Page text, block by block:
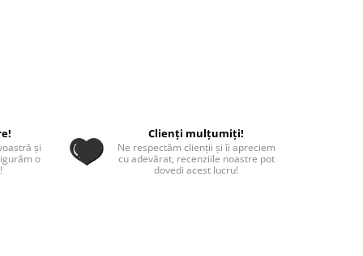
și
o
Clienți mulțumiți!
Ne respectăm clienții și îi apreciem
cu adevărat, recenziile noastre pot
dovedi acest lucru!